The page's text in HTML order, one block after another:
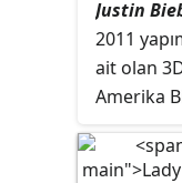
2009
Taylor
edildi.
Gaga
turnesine
Justin
2011
ait olan
Amerika